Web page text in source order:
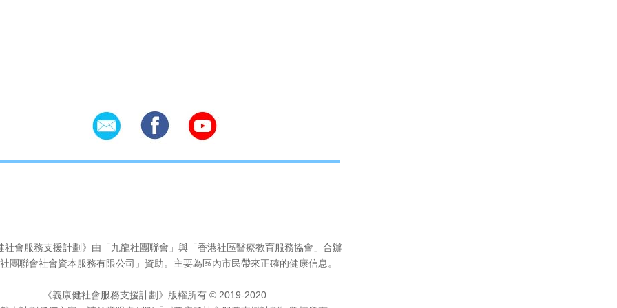
社會服務支援計劃》由「九龍社團聯會」與「香港社區醫療教育服務協會」合辦
社團聯會社會資本服務有限公司」資助。主要為區內市民帶來正確的健康信息。
《義康健社會服務支援計劃》版權所有 © 2019-2020